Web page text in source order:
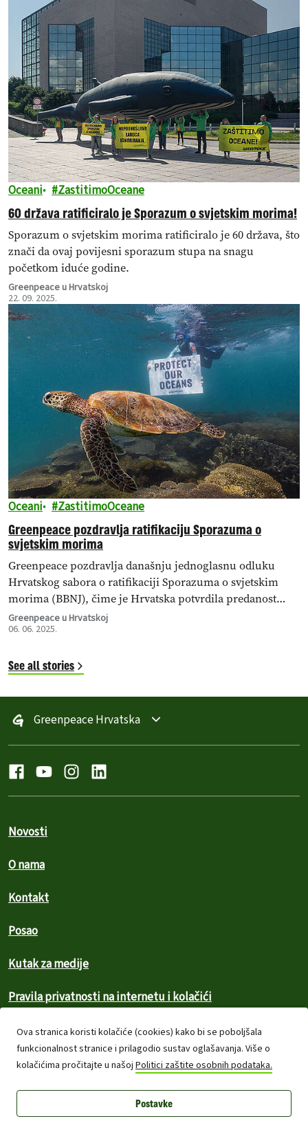
Ova stranica koristi kolačiće (cookies) kako bi se poboljšala
funkcionalnost stranice i prilagodio sustav oglašavanja. Više o
kolačićima pročitajte u našoj Politici zaštite osobnih podataka.
Postavke
Oceani ZastitimoOceane
60 država ratificiralo je Sporazum o svjetskim morima!
Sporazum o svjetskim morima ratificiralo je 60 država, što
znači da ovaj povijesni sporazum stupa na snagu
početkom iduće godine.
Greenpeace u Hrvatskoj
22. 09. 2025.
Oceani ZastitimoOceane
Greenpeace pozdravlja ratifikaciju Sporazuma o
svjetskim morima
Greenpeace pozdravlja današnju jednoglasnu odluku
Hrvatskog sabora o ratifikaciji Sporazuma o svjetskim
morima (BBNJ), čime je Hrvatska potvrdila predanost
međunarodnim naporima za zaštitu oceana.
Greenpeace u Hrvatskoj
06. 06. 2025.
See all stories
Greenpeace Hrvatska
Novosti
O nama
Kontakt
Posao
Kutak za medije
Pravila privatnosti na internetu i kolačići
Politika zajednice
Zaštita autorskih prava
Financijski izvještaji